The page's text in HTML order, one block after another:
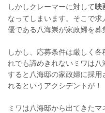
しかしクレーマーに対して映
なってしまいます。そこで
優である八海崇が家政婦を募
しかし、応募条件は厳しく
れでも諦めきれないミワは八
すると八海邸の家政婦に採
れるというアクシデントが！
ミワは八海邸から出てきた